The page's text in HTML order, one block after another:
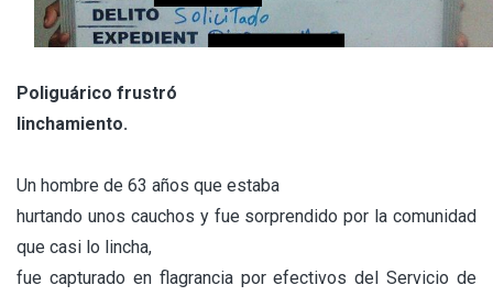
Poliguárico frustró
linchamiento.
Un hombre de 63 años que estaba
hurtando unos cauchos y fue sorprendido por la comunidad
que casi lo lincha,
fue capturado en flagrancia por efectivos del Servicio de